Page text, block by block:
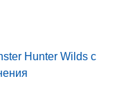
Hunter Wilds с